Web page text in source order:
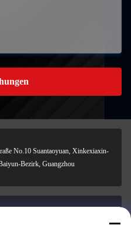
No.10 Suantaoyuan, Xinkexiaxin-
Bezirk, Guangzhou